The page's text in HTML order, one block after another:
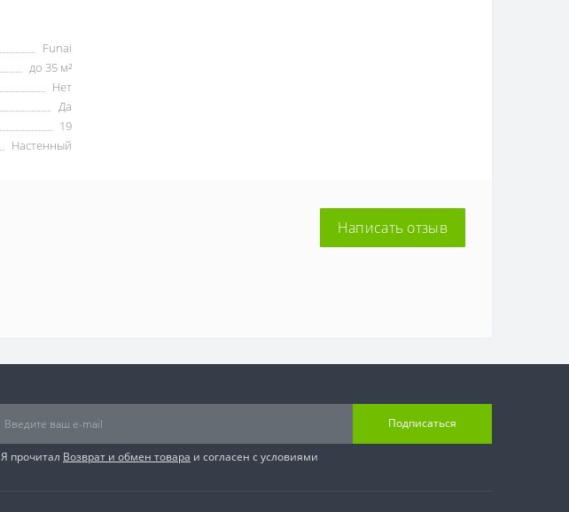
Funai
до 35 м²
Нет
Да
19
Настенный
Написать отзыв
Подписаться
Я прочитал Возврат и обмен товара и согласен с условиями